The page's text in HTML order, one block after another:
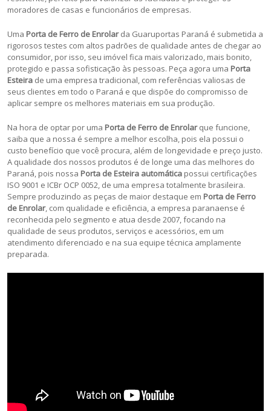
moradores de casas e funcionários de empresas.
Uma Porta de Ferro de Enrolarda Guaruportas Paraná é submetida a
rigorosos testes com altos padrões de qualidade antes de chegar ao
consumidor, por isso, seu imóvel fica mais valorizado, mais bonito,
protegido e passa sofisticação às pessoas. Peça agora uma Porta
Esteira de uma empresa tradicional, com referências valiosas de
seus clientes em todo o Paraná e que dispõe do compromisso de
aplicar sempre os melhores materiais em sua produção.
Na hora de optar por uma Porta de Ferro de Enrolarque funcione,
saiba que a nossa é sempre a melhor escolha, pois ela possui o
custo benefício que você procura, além de longevidade e preço justo.
A qualidade dos nossos produtos é de longe uma das melhores do
Paraná, pois nossa Porta de Esteira automática possui certificações
ISO 9001 e ICBr OCP 0052, de uma empresa totalmente brasileira.
Sempre produzindo as peças de maior destaque em Porta de Ferro
de Enrolar, com qualidade e eficiência, a empresa paranaense é
reconhecida pelo segmento e atua desde 2007, focando na
qualidade de seus produtos, serviços e acessórios, em um
atendimento diferenciado e na sua equipe técnica amplamente
preparada.